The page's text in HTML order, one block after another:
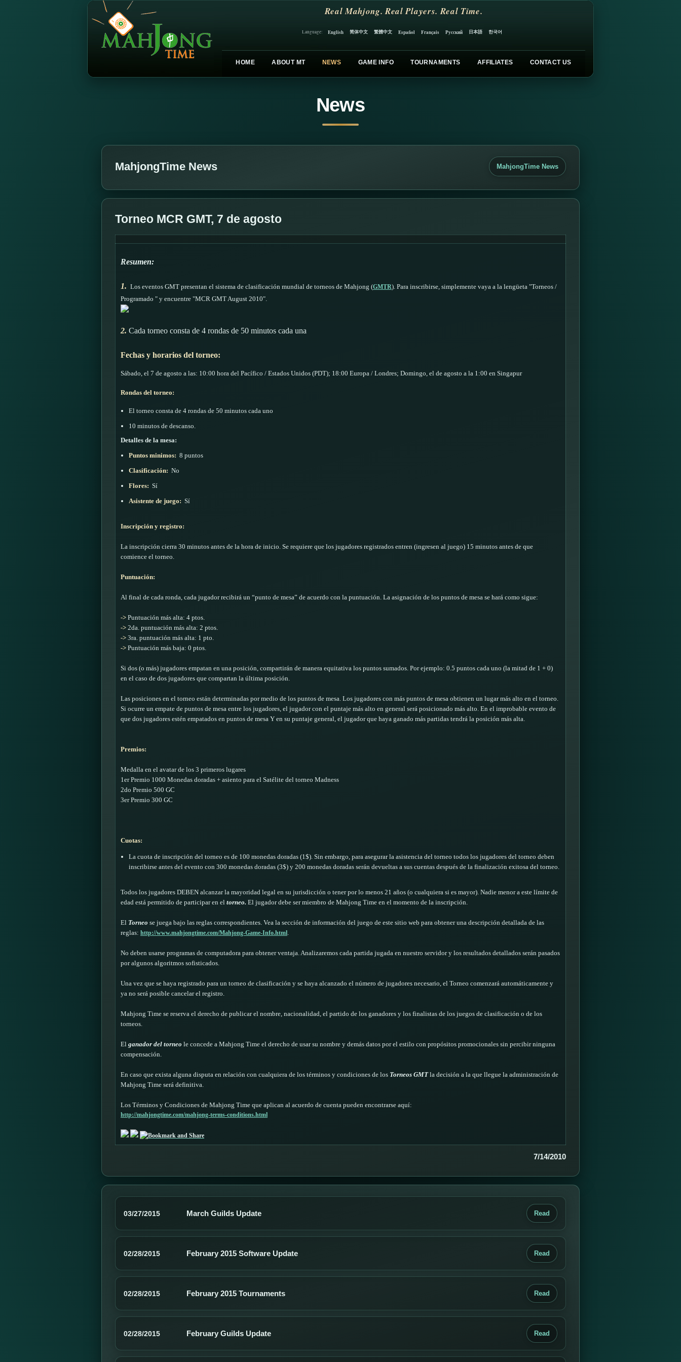
Real Mahjong. Real Players. Real Time.
Language: English 简体中文 繁體中文 Español Français Русский 日本語 한국어
HOME ABOUT MT NEWS GAME INFO TOURNAMENTS AFFILIATES CONTACT US
News
MahjongTime News MahjongTime News
Torneo MCR GMT, 7 de agosto
Resumen:
1. Los eventos GMT presentan el sistema de clasificación mundial de torneos de Mahjong (GMTR). Para inscribirse, simplemente vaya a la lengüeta "Torneos /
Programado " y encuentre "MCR GMT August 2010".
2. Cada torneo consta de 4 rondas de 50 minutos cada una
Fechas y horarios del torneo:
Sábado, el 7 de agosto a las: 10:00 hora del Pacífico / Estados Unidos (PDT); 18:00 Europa / Londres; Domingo, el de agosto a la 1:00 en Singapur
Rondas del torneo:
El torneo consta de 4 rondas de 50 minutos cada uno
10 minutos de descanso.
Detalles de la mesa:
Puntos minimos: 8 puntos
Clasificación: No
Flores: Sí
Asistente de juego: Sí
Inscripción y registro:
La inscripción cierra 30 minutos antes de la hora de inicio. Se requiere que los jugadores registrados entren (ingresen al juego) 15 minutos antes de que
comience el torneo.
Puntuación:
Al final de cada ronda, cada jugador recibirá un “punto de mesa” de acuerdo con la puntuación. La asignación de los puntos de mesa se hará como sigue:
-> Puntuación más alta: 4 ptos.
-> 2da. puntuación más alta: 2 ptos.
-> 3ra. puntuación más alta: 1 pto.
-> Puntuación más baja: 0 ptos.
Si dos (o más) jugadores empatan en una posición, compartirán de manera equitativa los puntos sumados. Por ejemplo: 0.5 puntos cada uno (la mitad de 1 + 0)
en el caso de dos jugadores que compartan la última posición.
Las posiciones en el torneo están determinadas por medio de los puntos de mesa. Los jugadores con más puntos de mesa obtienen un lugar más alto en el torneo.
Si ocurre un empate de puntos de mesa entre los jugadores, el jugador con el puntaje más alto en general será posicionado más alto. En el improbable evento de
que dos jugadores estén empatados en puntos de mesa Y en su puntaje general, el jugador que haya ganado más partidas tendrá la posición más alta.
Premios:
Medalla en el avatar de los 3 primeros lugares
1er Premio 1000 Monedas doradas + asiento para el Satélite del torneo Madness
2do Premio 500 GC
3er Premio 300 GC
Cuotas:
La cuota de inscripción del torneo es de 100 monedas doradas (1$). Sin embargo, para asegurar la asistencia del torneo todos los jugadores del torneo deben
inscribirse antes del evento con 300 monedas doradas (3$) y 200 monedas doradas serán devueltas a sus cuentas después de la finalización exitosa del torneo.
Todos los jugadores DEBEN alcanzar la mayoridad legal en su jurisdicción o tener por lo menos 21 años (o cualquiera si es mayor). Nadie menor a este límite de
edad está permitido de participar en el torneo. El jugador debe ser miembro de Mahjong Time en el momento de la inscripción.
El Torneo se juega bajo las reglas correspondientes. Vea la sección de información del juego de este sitio web para obtener una descripción detallada de las
reglas: http://www.mahjongtime.com/Mahjong-Game-Info.html.
No deben usarse programas de computadora para obtener ventaja. Analizaremos cada partida jugada en nuestro servidor y los resultados detallados serán pasados
por algunos algoritmos sofisticados.
Una vez que se haya registrado para un torneo de clasificación y se haya alcanzado el número de jugadores necesario, el Torneo comenzará automáticamente y
ya no será posible cancelar el registro.
Mahjong Time se reserva el derecho de publicar el nombre, nacionalidad, el partido de los ganadores y los finalistas de los juegos de clasificación o de los
torneos.
El ganador del torneo le concede a Mahjong Time el derecho de usar su nombre y demás datos por el estilo con propósitos promocionales sin percibir ninguna
compensación.
En caso que exista alguna disputa en relación con cualquiera de los términos y condiciones de los Torneos GMTla decisión a la que llegue la administración de
Mahjong Time será definitiva.
Los Términos y Condiciones de Mahjong Time que aplican al acuerdo de cuenta pueden encontrarse aquí:
http://mahjongtime.com/mahjong-terms-conditions.html
7/14/2010
03/27/2015 March Guilds Update Read
02/28/2015 February 2015 Software Update Read
02/28/2015 February 2015 Tournaments Read
02/28/2015 February Guilds Update Read